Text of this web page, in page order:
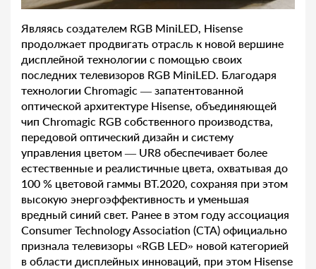
Являясь создателем RGB MiniLED, Hisense
продолжает продвигать отрасль к новой вершине
дисплейной технологии с помощью своих
последних телевизоров RGB MiniLED. Благодаря
технологии Chromagic — запатентованной
оптической архитектуре Hisense, объединяющей
чип Chromagic RGB собственного производства,
передовой оптический дизайн и систему
управления цветом — UR8 обеспечивает более
естественные и реалистичные цвета, охватывая до
100 % цветовой гаммы BT.2020, сохраняя при этом
высокую энергоэффективность и уменьшая
вредный синий свет. Ранее в этом году ассоциация
Consumer Technology Association (CTA) официально
признала телевизоры «RGB LED» новой категорией
в области дисплейных инноваций, при этом Hisense